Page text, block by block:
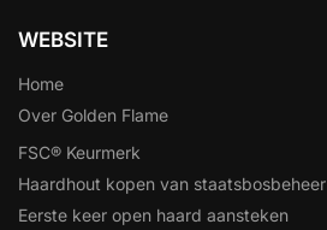
WEBSITE
Home
Over Golden Flame
FSC® Keurmerk
Haardhout kopen van staatsbosbeheer
Eerste keer open haard aansteken